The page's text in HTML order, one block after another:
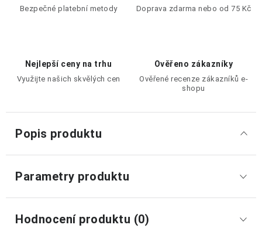
Bezpečné platební metody Doprava zdarma nebo od 75 Kč
Nejlepší ceny na trhu
Využijte našich skvělých cen
Ověřeno zákazníky
Ověřené recenze zákazníků e-
shopu
Popis produktu
Parametry produktu
Hodnocení produktu (0)